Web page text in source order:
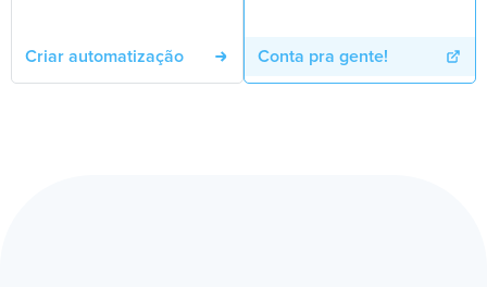
Criar automatização Conta pra gente!